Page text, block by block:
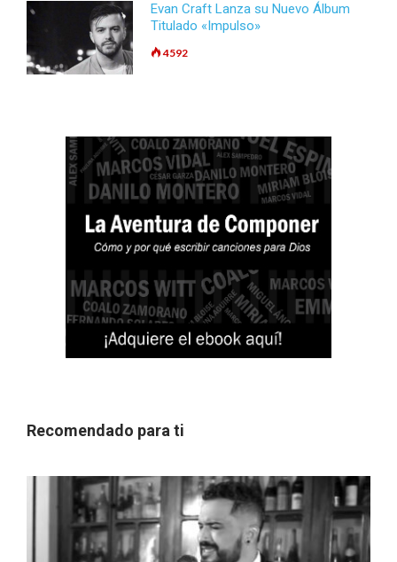
Evan Craft Lanza su Nuevo Álbum
Titulado «Impulso»
4592
Recomendado para ti